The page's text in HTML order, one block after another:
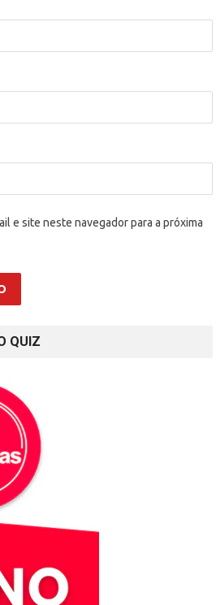
e site neste navegador para a próxima
QUIZ